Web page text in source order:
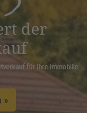
der
für Ihre Immobilie
»